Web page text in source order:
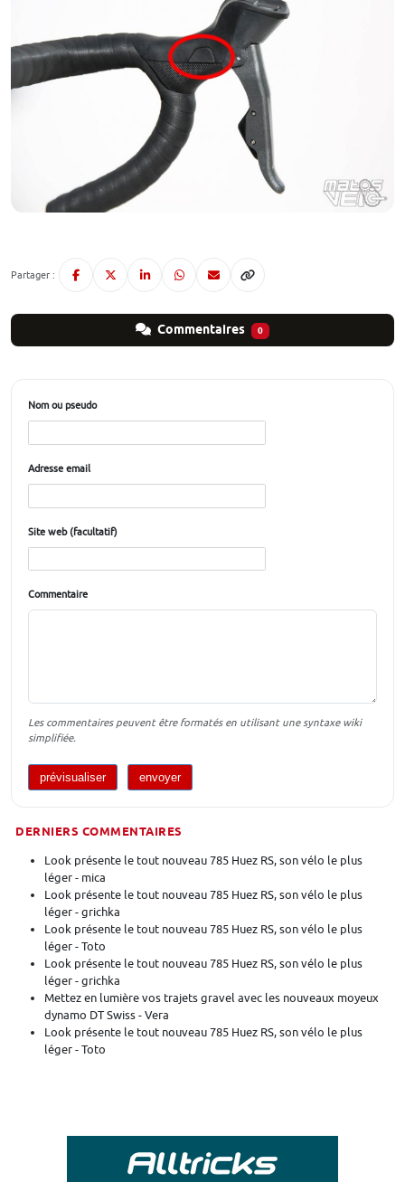
Partager :
Commentaires 0
Nom ou pseudo
Adresse email
Site web (facultatif)
Commentaire
Les commentaires peuvent être formatés en utilisant une syntaxe wiki
simplifiée.
DERNIERS COMMENTAIRES
Look présente le tout nouveau 785 Huez RS, son vélo le plus
léger - mica
Look présente le tout nouveau 785 Huez RS, son vélo le plus
léger - grichka
Look présente le tout nouveau 785 Huez RS, son vélo le plus
léger - Toto
Look présente le tout nouveau 785 Huez RS, son vélo le plus
léger - grichka
Mettez en lumière vos trajets gravel avec les nouveaux moyeux
dynamo DT Swiss - Vera
Look présente le tout nouveau 785 Huez RS, son vélo le plus
léger - Toto